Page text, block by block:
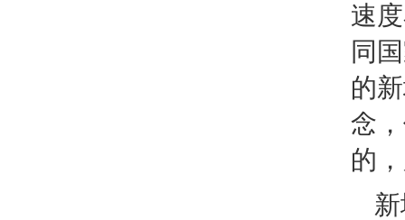
速
同
的
念
的